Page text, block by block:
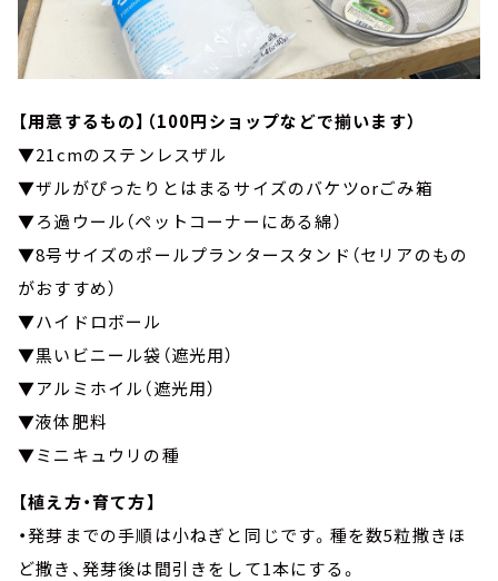
【用意するもの】（100円ショップなどで揃います）
▼21cmのステンレスザル
▼ザルがぴったりとはまるサイズのバケツorごみ箱
▼ろ過ウール（ペットコーナーにある綿）
▼8号サイズのポールプランタースタンド（セリアのもの
がおすすめ）
▼ハイドロボール
▼黒いビニール袋（遮光用）
▼アルミホイル（遮光用）
▼液体肥料
▼ミニキュウリの種
【植え方・育て方】
・発芽までの手順は小ねぎと同じです。種を数5粒撒きほ
ど撒き、発芽後は間引きをして1本にする。